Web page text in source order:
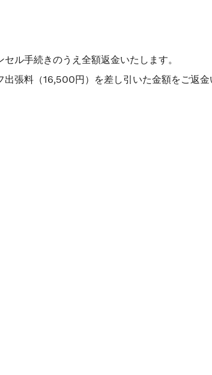
ル手続きのうえ全額返金いたします。
張料（16,500円）を差し引いた金額をご返金